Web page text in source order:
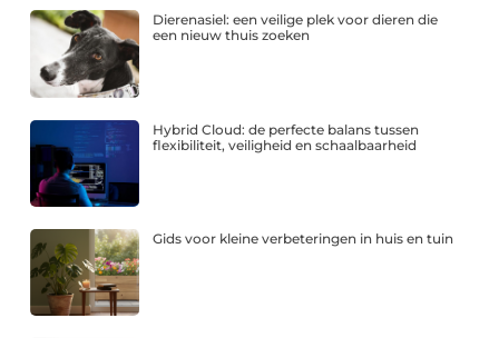
Dierenasiel: een veilige plek voor dieren die
een nieuw thuis zoeken
Hybrid Cloud: de perfecte balans tussen
flexibiliteit, veiligheid en schaalbaarheid
Gids voor kleine verbeteringen in huis en tuin